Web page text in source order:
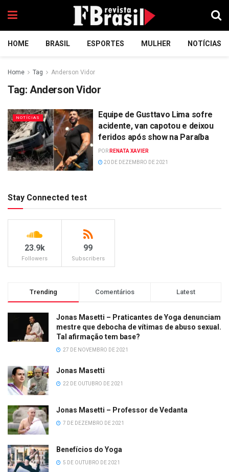
HOME BRASIL ESPORTES MULHER NOTÍCIAS
Home Tag Anderson Vidor
Tag: Anderson Vidor
NOTÍCIAS
Equipe de Gusttavo Lima sofre
acidente, van capotou e deixou
feridos após show na Paraíba
POR RENATA XAVIER
20 DE DEZEMBRO DE 2021
Stay Connected test
23.9k
Followers
99
Subscribers
Trending Comentários Latest
Jonas Masetti – Praticantes de Yoga denunciam
mestre que debocha de vítimas de abuso sexual.
Tal afirmação tem base?
27 DE NOVEMBRO DE 2021
Jonas Masetti
22 DE OUTUBRO DE 2021
Jonas Masetti – Professor de Vedanta
7 DE DEZEMBRO DE 2021
Benefícios do Yoga
5 DE OUTUBRO DE 2021